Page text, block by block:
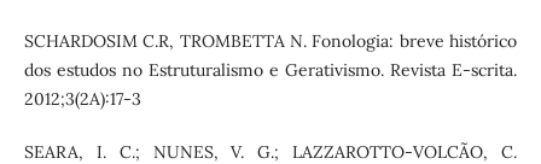
SCHARDOSIM C.R, TROMBETTA N. Fonologia: breve histórico
dos estudos no Estruturalismo e Gerativismo. Revista E-scrita.
2012;3(2A):17-3
SEARA, I. C.; NUNES, V. G.; LAZZAROTTO-VOLCÃO, C.